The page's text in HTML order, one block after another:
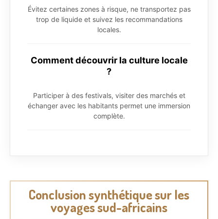
Évitez certaines zones à risque, ne transportez pas
trop de liquide et suivez les recommandations
locales.
Comment découvrir la culture locale
?
Participer à des festivals, visiter des marchés et
échanger avec les habitants permet une immersion
complète.
Conclusion synthétique sur les
voyages sud-africains